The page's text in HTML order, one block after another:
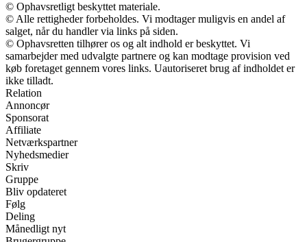
© Ophavsretligt beskyttet materiale.
© Alle rettigheder forbeholdes. Vi modtager muligvis en andel af
salget, når du handler via links på siden.
© Ophavsretten tilhører os og alt indhold er beskyttet. Vi
samarbejder med udvalgte partnere og kan modtage provision ved
køb foretaget gennem vores links. Uautoriseret brug af indholdet er
ikke tilladt.
Relation
Annoncør
Sponsorat
Affiliate
Netværkspartner
Nyhedsmedier
Skriv
Gruppe
Bliv opdateret
Følg
Deling
Månedligt nyt